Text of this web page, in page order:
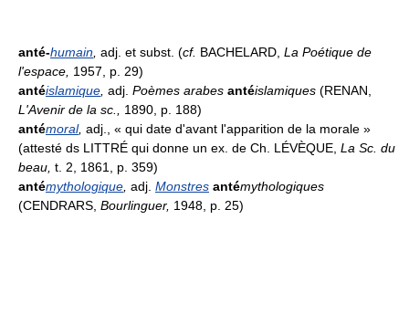
anté-humain adj. et subst. (cf. BACHELARD, La Poétique de
l'espace, 1957, p. 29)
antéislamique adj. Poèmes arabes antéislamiques (RENAN,
L'Avenir de la sc., 1890, p. 188)
antémoral, adj., « qui date d'avant l'apparition de la morale »
(attesté ds LITTRÉ qui donne un ex. de Ch. LÉVÈQUE, La Sc. du
beau, t. 2, 1861, p. 359)
antémythologique adj. Monstres antémythologiques
(CENDRARS, Bourlinguer, 1948, p. 25)